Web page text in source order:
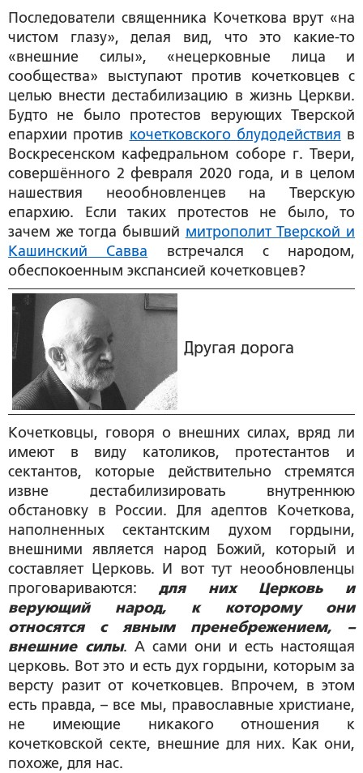
Последователи священника Кочеткова врут «на
чистом глазу», делая вид, что это какие-то
«внешние силы», «нецерковные лица и
сообщества» выступают против кочетковцев с
целью внести дестабилизацию в жизнь Церкви.
Будто не было протестов верующих Тверской
епархии против кочетковского блудодействия в
Воскресенском кафедральном соборе г. Твери,
совершённого 2 февраля 2020 года, и в целом
нашествия неообновленцев на Тверскую
епархию. Если таких протестов не было, то
зачем же тогда бывший митрополит Тверской и
Кашинский Савва встречался с народом,
обеспокоенным экспансией кочетковцев?
Другая дорога
Кочетковцы, говоря о внешних силах, вряд ли
имеют в виду католиков, протестантов и
сектантов, которые действительно стремятся
извне дестабилизировать внутреннюю
обстановку в России. Для адептов Кочеткова,
наполненных сектантским духом гордыни,
внешними является народ Божий, который и
составляет Церковь. И вот тут неообновленцы
проговариваются: для них Церковь и
верующий народ, к которому они
относятся с явным пренебрежением, –
внешние силы. А сами они и есть настоящая
церковь. Вот это и есть дух гордыни, которым за
версту разит от кочетковцев. Впрочем, в этом
есть правда, – все мы, православные христиане,
не имеющие никакого отношения к
кочетковской секте, внешние для них. Как они,
похоже, для нас.